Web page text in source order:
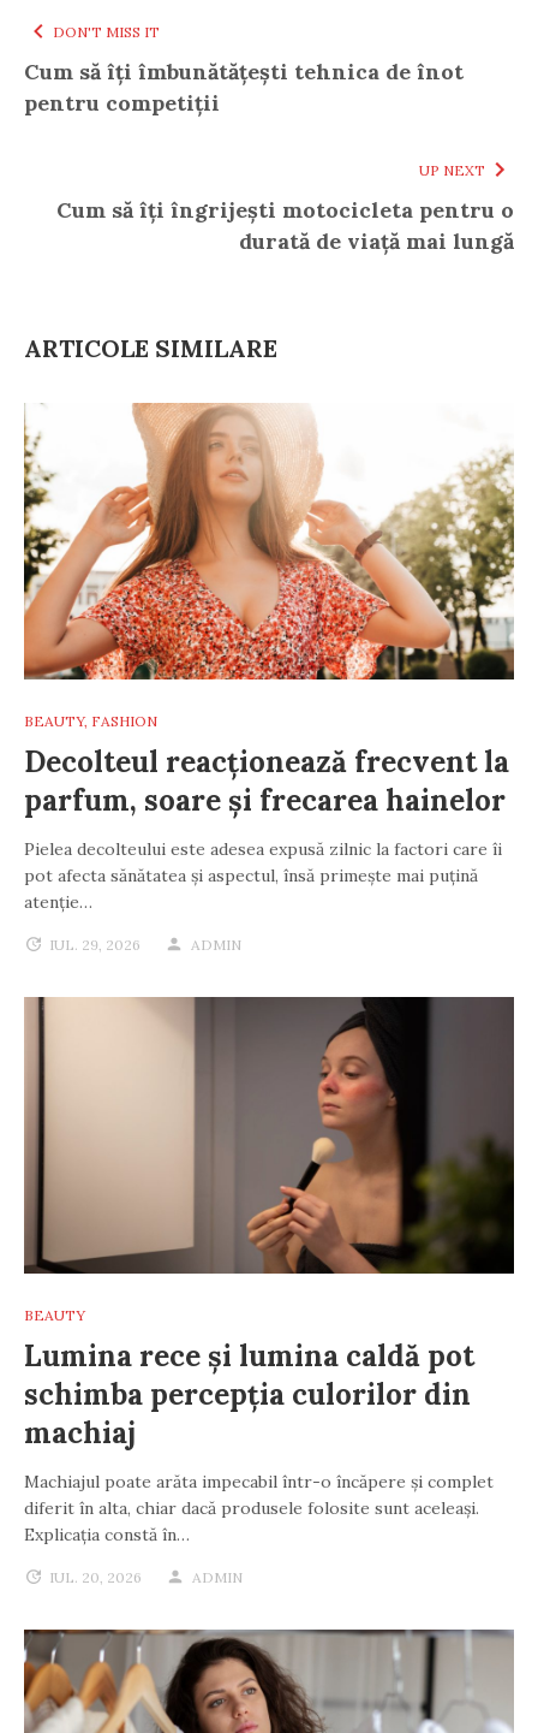
DON'T MISS IT
Cum să îți îmbunătățești tehnica de înot
pentru competiții
UP NEXT
Cum să îți îngrijești motocicleta pentru o
durată de viață mai lungă
ARTICOLE SIMILARE
BEAUTY, FASHION
Decolteul reacționează frecvent la
parfum, soare și frecarea hainelor
Pielea decolteului este adesea expusă zilnic la factori care îi
pot afecta sănătatea și aspectul, însă primește mai puțină
atenție…
IUL. 29, 2026 ADMIN
BEAUTY
Lumina rece și lumina caldă pot
schimba percepția culorilor din
machiaj
Machiajul poate arăta impecabil într-o încăpere și complet
diferit în alta, chiar dacă produsele folosite sunt aceleași.
Explicația constă în…
IUL. 20, 2026 ADMIN